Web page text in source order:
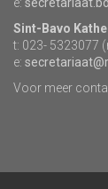
Sint-Bavo
t: 023- 5323077
e:
Voor meer